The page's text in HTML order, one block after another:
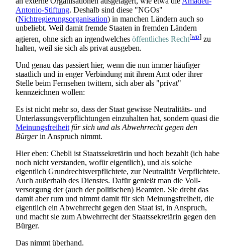
Antonio-Stiftung. Deshalb sind diese "NGOs"
(Nichtregierungsorganisation) in manchen Ländern auch so
unbeliebt. Weil damit fremde Staaten in fremden Ländern
agieren, ohne sich an irgendwelches öffentliches Recht[wp] zu
halten, weil sie sich als privat ausgeben.
Und genau das passiert hier, wenn die nun immer häufiger
staatlich und in enger Verbindung mit ihrem Amt oder ihrer
Stelle beim Fernsehen twittern, sich aber als "privat"
kennzeichnen wollen:
Es ist nicht mehr so, dass der Staat gewisse Neutralitäts- und
Unterlassungs­verpflichtungen einzuhalten hat, sondern quasi die
Meinungsfreiheit für sich und als Abwehrrecht gegen den
Bürgerin Anspruch nimmt.
Hier eben: Chebli ist Staats­sekretärin und hoch bezahlt (ich habe
noch nicht verstanden, wofür eigentlich), und als solche
eigentlich Grundrechts­verpflichtete, zur Neutralität Verpflichtete.
Auch außerhalb des Dienstes. Dafür genießt man die Voll­
versorgung der (auch der politischen) Beamten. Sie dreht das
damit aber rum und nimmt damit für sich Meinungs­freiheit, die
eigentlich ein Abwehrrecht gegen den Staat ist, in Anspruch,
und macht sie zum Abwehrrecht der Staats­sekretärin gegen den
Bürger.
Das nimmt überhand.